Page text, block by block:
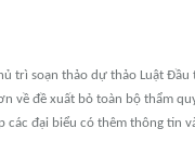
trì soạn thảo dự thảo Luật
về đề xuất bỏ toàn bộ thẩm
đại biểu có thêm thông tin